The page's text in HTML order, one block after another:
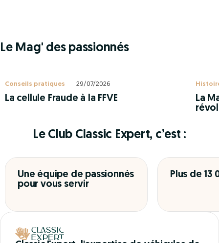
Le Mag' des passionnés
Conseils pratiques 29/07/2026
La cellule Fraude à la FFVE
La
Le Club Classic Expert, c’est :
Une équipe de passionnés
pour vous servir
Plus de 13